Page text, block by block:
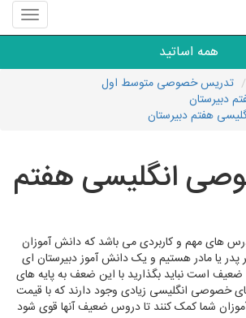
منوی
سایت
استاد
همه اساتید
همه آموزشگاه ها
زبان های خارجی
دانشگاه
کنکور و مشاوره
تدریس خصوصی متوسط اول
دبیرستان
هفتم دبیرستان
انگلیسی هفتم
های مهم و کاربردی می باشد که دانش آموزان
پدر یا مادر هستیم و یک دانش آموز دبیرستان ای
است نباید بگذارید با این ضعف به پایه های
خصوصی انگلیسی زیادی وجود دارند که با قیمت
شما کمک کنند تا دروس ضعیف آنها قوی شود